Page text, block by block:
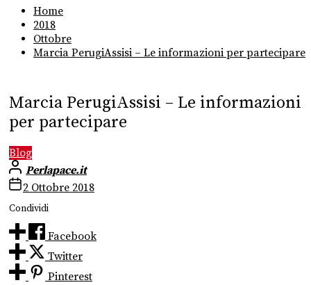
Home
2018
Ottobre
Marcia PerugiAssisi – Le informazioni per partecipare
Marcia PerugiAssisi – Le informazioni
per partecipare
Blog
Perlapace.it
2 Ottobre 2018
Condividi
Facebook
Twitter
Pinterest